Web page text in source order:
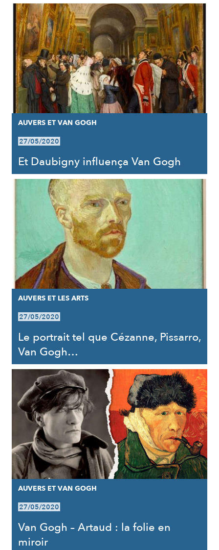
AUVERS ET VAN GOGH
27/05/2020
Et Daubigny influença Van Gogh
AUVERS ET LES ARTS
27/05/2020
Le portrait tel que Cézanne, Pissarro,
Van Gogh…
AUVERS ET VAN GOGH
27/05/2020
Van Gogh – Artaud : la folie en
miroir